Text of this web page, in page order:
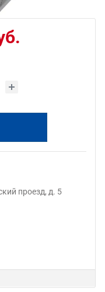
проезд, д. 5